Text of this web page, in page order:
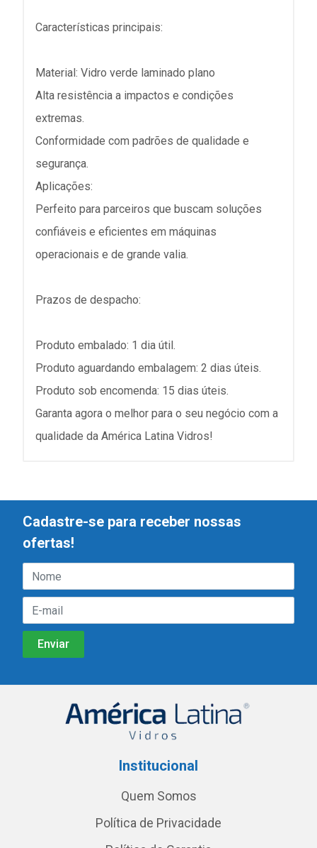
Características principais:
Material: Vidro verde laminado plano
Alta resistência a impactos e condições
extremas.
Conformidade com padrões de qualidade e
segurança.
Aplicações:
Perfeito para parceiros que buscam soluções
confiáveis e eficientes em máquinas
operacionais e de grande valia.
Prazos de despacho:
Produto embalado: 1 dia útil.
Produto aguardando embalagem: 2 dias úteis.
Produto sob encomenda: 15 dias úteis.
Garanta agora o melhor para o seu negócio com a
qualidade da América Latina Vidros!
Cadastre-se para receber nossas
ofertas!
Institucional
Quem Somos
Política de Privacidade